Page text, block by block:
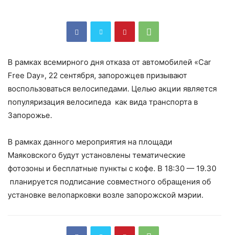
В рамках всемирного дня отказа от автомобилей «Car
Free Day», 22 сентября, запорожцев призывают
воспользоваться велосипедами. Целью акции является
популяризация велосипеда как вида транспорта в
Запорожье.
В рамках данного мероприятия на площади
Маяковского будут установлены тематические
фотозоны и бесплатные пункты с кофе. В 18:30 — 19.30
планируется подписание совместного обращения об
установке велопарковки возле запорожской мэрии.